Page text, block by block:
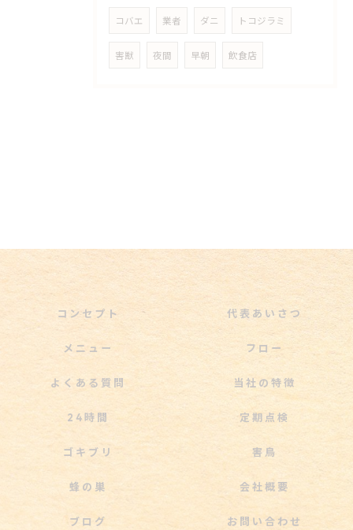
コバエ 業者 ダニ トコジラミ
害獣 夜間 早朝 飲食店
コンセプト 代表あいさつ
メニュー フロー
よくある質問 当社の特徴
24時間 定期点検
ゴキブリ 害鳥
蜂の巣 会社概要
ブログ お問い合わせ